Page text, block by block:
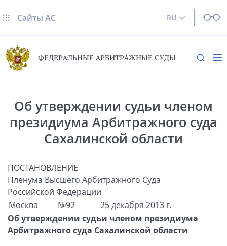
RU
Сайты AC
ФЕДЕРАЛЬНЫЕ АРБИТРАЖНЫЕ СУДЫ
Об утверждении судьи членом
президиума Арбитражного суда
Сахалинской области
ПОСТАНОВЛЕНИЕ
Пленума Высшего Арбитражного Суда
Российской Федерации
Москва
№92
25 декабря 2013 г.
Об утверждении судьи членом президиума
Арбитражного суда Сахалинской области